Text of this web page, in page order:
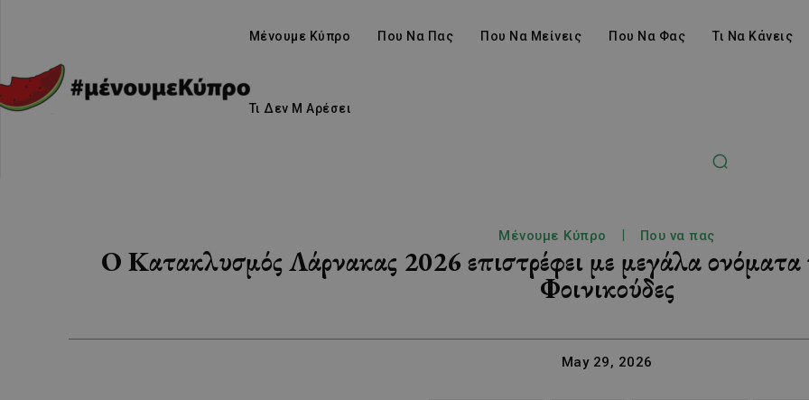
Μένουμε Κύπρο Που Να Πας Που Να Μείνεις Που Να Φας Τι Να Κάνεις
Τι Δεν Μ Αρέσει
Μένουμε Κύπρο Που να πας
Ο Κατακλυσμός Λάρνακας 2026 επιστρέφει με μεγάλα ονόματα
Φοινικούδες
May 29, 2026